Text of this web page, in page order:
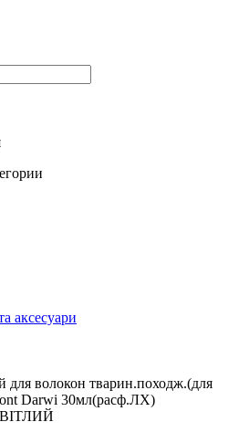
аксесуари
для волокон тварин.походж.(для
Darwi 30мл(расф.ЛХ)